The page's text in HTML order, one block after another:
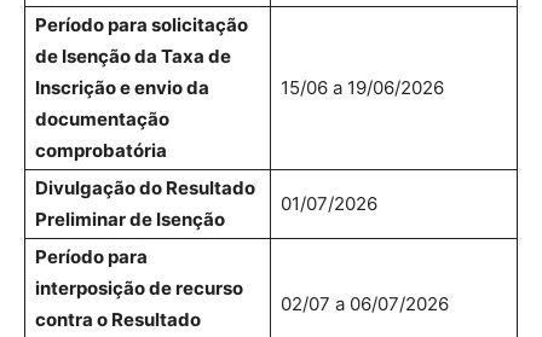
Período para solicitação
de Isenção da Taxa de
Inscrição e envio da
documentação
comprobatória
15/06 a 19/06/2026
Divulgação do Resultado
Preliminar de Isenção
01/07/2026
Período para
interposição de recurso
contra o Resultado
02/07 a 06/07/2026